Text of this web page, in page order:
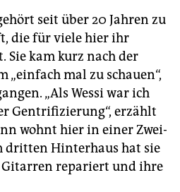
seit über 20 Jahren zu
die für viele hier ihr
kam kurz nach der
„einfach mal zu schauen“,
„Als Wessi war ich
Gentrifizierung“, erzählt
wohnt hier in einer Zwei-
dritten Hinterhaus hat sie
repariert und ihre